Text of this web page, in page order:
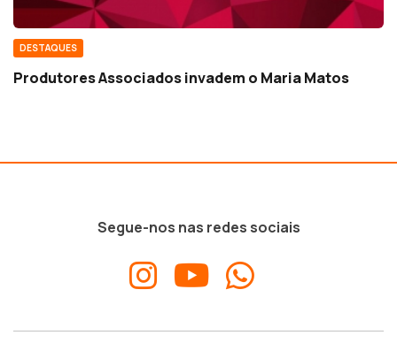
DESTAQUES
Produtores Associados invadem o Maria Matos
Segue-nos nas redes sociais